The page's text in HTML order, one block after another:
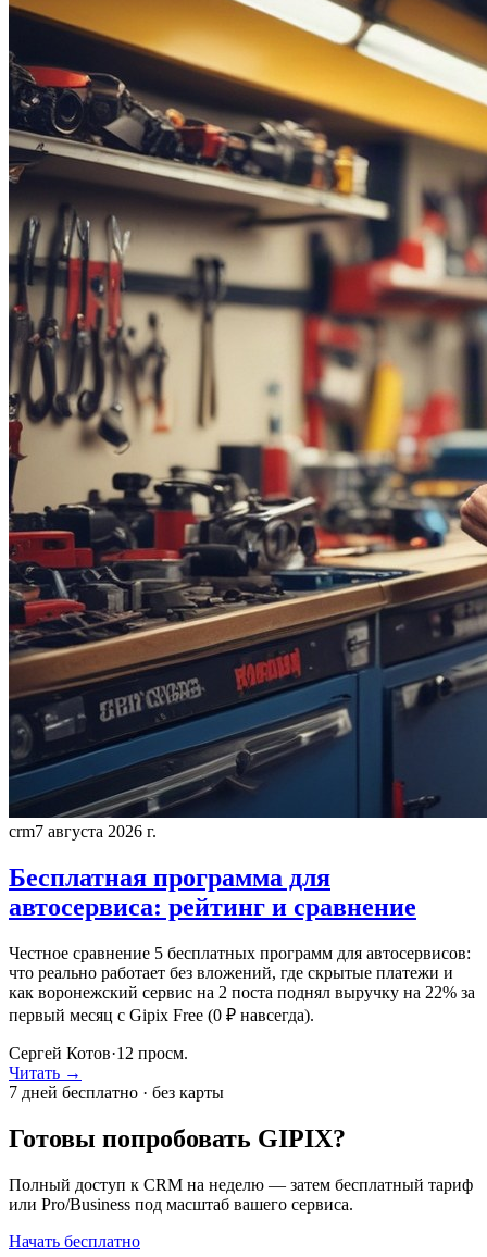
crm7 августа 2026 г.
Бесплатная программа для
автосервиса: рейтинг и сравнение
Честное сравнение 5 бесплатных программ для автосервисов:
что реально работает без вложений, где скрытые платежи и
как воронежский сервис на 2 поста поднял выручку на 22% за
первый месяц с Gipix Free (0 ₽ навсегда).
Сергей Котов·12 просм.
Читать →
7 дней бесплатно · без карты
Готовы попробовать GIPIX?
Полный доступ к CRM на неделю — затем бесплатный тариф
или Pro/Business под масштаб вашего сервиса.
Начать бесплатно